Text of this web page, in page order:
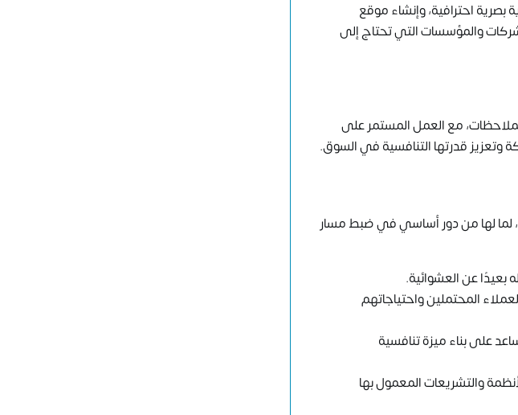
احترافية، وإنشاء موقع
والمؤسسات التي تحتاج إلى
مع العمل المستمر على
وتعزيز قدرتها التنافسية في السوق.
لما لها من دور أساسي في ضبط مسار
عن العشوائية.
المحتملين واحتياجاتهم
على بناء ميزة تنافسية
والتشريعات المعمول بها